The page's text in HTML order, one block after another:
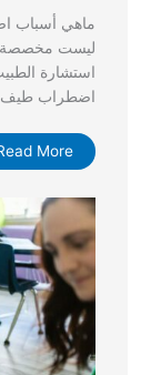
ماهي أسباب
ليست مخصصة
استشارة
اضطراب طيف
More »